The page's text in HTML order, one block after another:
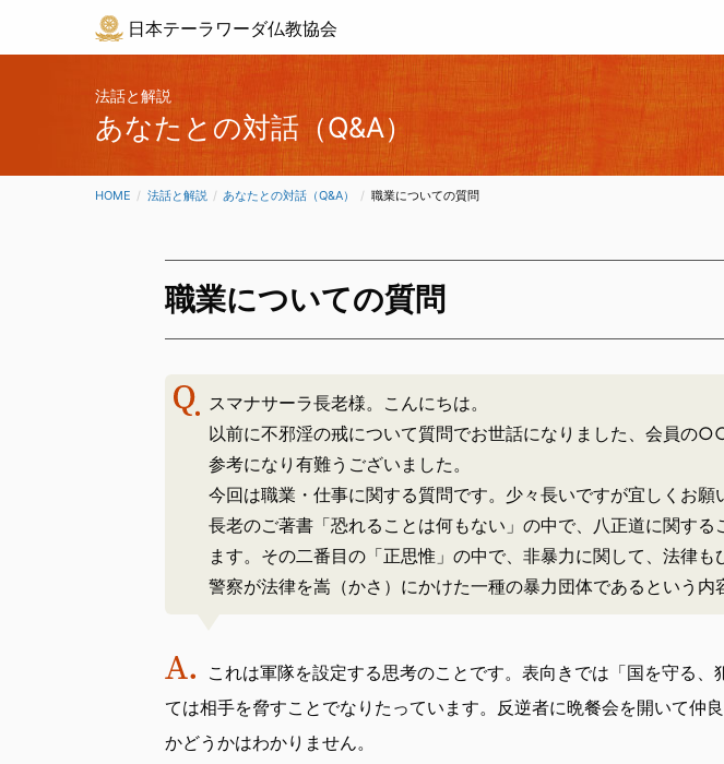
日本テーラワーダ仏教協会
法話と解説
あなたとの対話（Q&A）
HOME 法話と解説 あなたとの対話（Q&A） CURRENT:
職業についての質問
職業についての質問
スマナサーラ長老様。こんにちは。
以前に不邪淫の戒について質問でお世話になりました、会員の
参考になり有難うございました。
今回は職業・仕事に関する質問です。少々長いですが宜しくお願
長老のご著書「恐れることは何もない」の中で、八正道に関する
ます。その二番目の「正思惟」の中で、非暴力に関して、法律
警察が法律を嵩（かさ）にかけた一種の暴力団体であるという内
これは軍隊を設定する思考のことです。表向きでは「国を守る、
ては相手を脅すことでなりたっています。反逆者に晩餐会を開いて仲
かどうかはわかりません。